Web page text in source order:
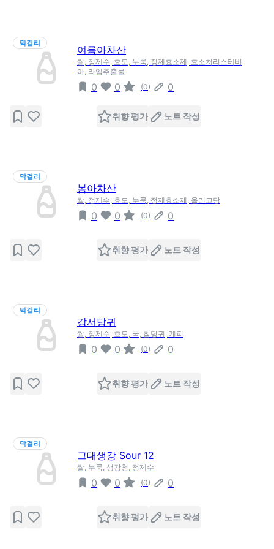
막걸리
여름아차산
쌀, 정제수, 효모, 누룩, 정제효소제, 효소처리스테비
아, 라임추출물
0 0 (0) 0
취향 평가 노트 작성
막걸리
봄아차산
쌀, 정제수, 효모, 누룩, 정제효소제, 올리고당
0 0 (0) 0
취향 평가 노트 작성
막걸리
강서당귀
쌀, 정제수, 효모, 국, 참당귀, 계피
0 0 (0) 0
취향 평가 노트 작성
막걸리
그대생강 Sour 12
쌀, 누룩, 생강청, 정제수
0 0 (0) 0
취향 평가 노트 작성